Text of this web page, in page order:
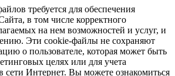
требуется для обеспечения
в том числе корректного
на нем возможностей и услуг, и
Эти cookie-файлы не сохраняют
о пользователе, которая может быть
целях или для учета
сети Интернет. Вы можете ознакомиться